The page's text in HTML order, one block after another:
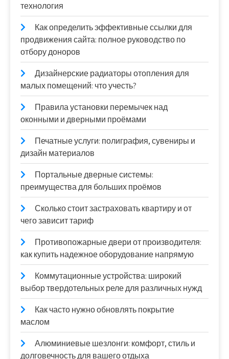
технология
Как определить эффективные ссылки для
продвижения сайта: полное руководство по
отбору доноров
Дизайнерские радиаторы отопления для
малых помещений: что учесть?
Правила установки перемычек над
оконными и дверными проёмами
Печатные услуги: полиграфия, сувениры и
дизайн материалов
Портальные дверные системы:
преимущества для больших проёмов
Сколько стоит застраховать квартиру и от
чего зависит тариф
Противопожарные двери от производителя:
как купить надежное оборудование напрямую
Коммутационные устройства: широкий
выбор твердотельных реле для различных нужд
Как часто нужно обновлять покрытие
маслом
Алюминиевые шезлонги: комфорт, стиль и
долговечность для вашего отдыха